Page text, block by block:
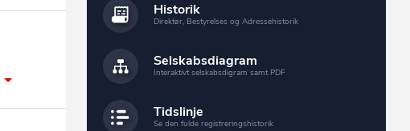
Historik
Direktør, Bestyrelses og Adressehistorik
Selskabsdiagram
Interaktivt selskabsdigram samt PDF
Tidslinje
Se den fulde registreringshistorik